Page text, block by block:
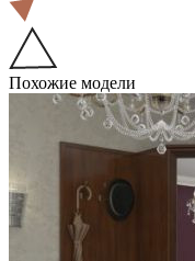
Похожие модели